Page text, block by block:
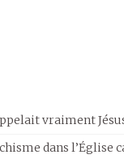
vraiment
dans l’Église